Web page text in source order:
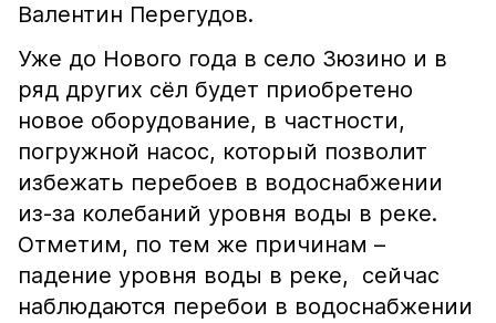
Валентин Перегудов.
Уже до Нового года в село Зюзино и в
ряд других сёл будет приобретено
новое оборудование, в частности,
погружной насос, который позволит
избежать перебоев в водоснабжении
из-за колебаний уровня воды в реке.
Отметим, по тем же причинам –
падение уровня воды в реке, сейчас
наблюдаются перебои в водоснабжении